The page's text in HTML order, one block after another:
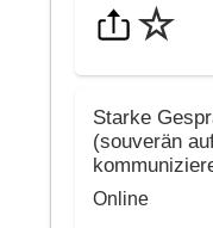
☆
Starke
(souverän
Online